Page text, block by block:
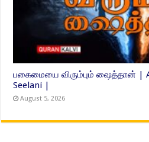
பகைமையை விரும்பும் ஷைத்தான் |
Seelani |
August 5, 2026